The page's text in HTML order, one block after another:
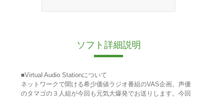
ソフト詳細説明
■Virtual Audio Stationについて
ネットワークで聞ける希少価値ラジオ番組のVAS企画。声優
のタマゴの３人組が今回も元気大爆発でお送りします。今回